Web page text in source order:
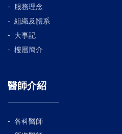
不能置之不理，因為有
族，避免重複性手腕過
無法緩解，可至手外科
步損傷，讓健康的手腕
導中國醫藥大學身心介
臨床試驗和轉譯研究，
臟血管疾病和神經退化
功效。楊鈞百部長認為
」是一種安全有效的營
加攝取，然而因該項目
此未來還需要更多的流
人體臨床試驗共同驗證
獻，除了為偏頭痛的預
，也已經為了進一步探
其他神經精神疾病，奠定
硬化時都不會感到任何
往都是腫瘤大到碰觸肝
時的肝臟也差不多要罷
術切除」為主，如果能
將提高治癒率，未來也
，達文西機械手臂手術
，達文西機械手臂配有
倍的高清視野，且鏡頭
能看到肉眼看不到的死
準清除癌細胞，保留大
口大小、疤痕、疼痛感
服務理念
組織及體系
大事記
樓層簡介
醫師介紹
各科醫師